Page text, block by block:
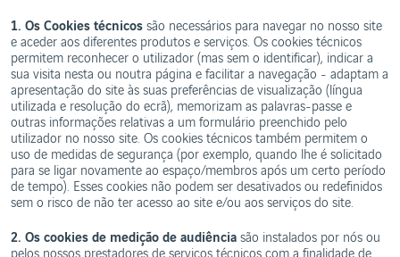
1. Os Cookies técnicossão necessários para navegar no nosso site
e aceder aos diferentes produtos e serviços. Os cookies técnicos
permitem reconhecer o utilizador (mas sem o identificar), indicar a
sua visita nesta ou noutra página e facilitar a navegação - adaptam a
apresentação do site às suas preferências de visualização (língua
utilizada e resolução do ecrã), memorizam as palavras-passe e
outras informações relativas a um formulário preenchido pelo
utilizador no nosso site. Os cookies técnicos também permitem o
uso de medidas de segurança (por exemplo, quando lhe é solicitado
para se ligar novamente ao espaço/membros após um certo período
de tempo). Esses cookies não podem ser desativados ou redefinidos
sem o risco de não ter acesso ao site e/ou aos serviços do site.
2. Os cookies de medição de audiênciasão instalados por nós ou
pelos nossos prestadores de serviços técnicos com a finalidade de